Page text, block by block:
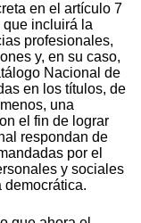
en el artículo 7
incluirá la
profesionales,
y, en su caso,
Nacional de
en los títulos, de
una
el fin de lograr
respondan de
por el
y sociales
democrática.